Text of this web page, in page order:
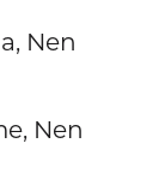
Nen
Nen